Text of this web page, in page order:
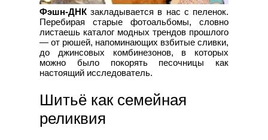
Фэшн-ДНКзакладывается в нас с пеленок.
Перебирая старые фотоальбомы, словно
листаешь каталог модных трендов прошлого
— от рюшей, напоминающих взбитые сливки,
до джинсовых комбинезонов, в которых
можно было покорять песочницы как
настоящий исследователь.
Шитьё как семейная
реликвия